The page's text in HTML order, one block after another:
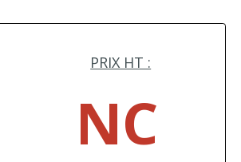
PRIX HT :
NC